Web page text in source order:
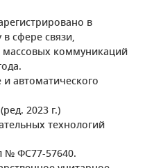
в
сфере связи,
коммуникаций
автоматического
2023 г.)
технологий
№ ФС77-57640.